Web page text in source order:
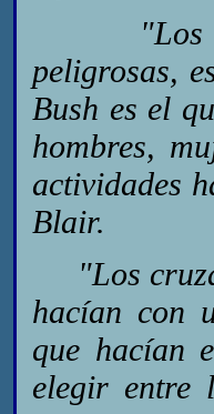
"Los
peligrosas,
Bush es el
hombres,
actividades
Blair.
"Los
hacían con
que hacían
elegir entre